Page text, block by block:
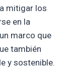
mitigar los
en la
marco que
también
y sostenible.